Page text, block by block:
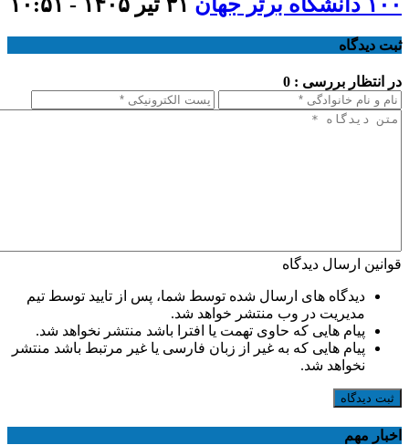
ثبت دیدگاه
در انتظار بررسی : 0
قوانین ارسال دیدگاه
دیدگاه های ارسال شده توسط شما، پس از تایید توسط تیم
مدیریت در وب منتشر خواهد شد.
پیام هایی که حاوی تهمت یا افترا باشد منتشر نخواهد شد.
پیام هایی که به غیر از زبان فارسی یا غیر مرتبط باشد منتشر
نخواهد شد.
ثبت دیدگاه
اخبار مهم